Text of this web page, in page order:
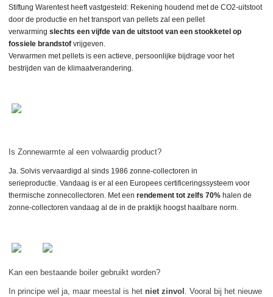
Stiftung Warentest heeft vastgesteld: Rekening houdend met de CO2-uitstoot
door de productie en het transport van pellets zal een pellet
verwarmingslechts een vijfde van de uitstoot van een stookketel op
fossiele brandstof vrijgeven.
Verwarmen met pellets is een actieve, persoonlijke bijdrage voor het
bestrijden van de klimaatverandering.
Is Zonnewarmte al een volwaardig product?
Ja. Solvis vervaardigd al sinds 1986 zonne-collectoren in
serieproductie. Vandaag is er al een Europees certificeringssysteem voor
thermische zonnecollectoren. Met eenrendement tot zelfs 70% halen de
zonne-collectoren vandaag al de in de praktijk hoogst haalbare norm.
Kan een bestaande boiler gebruikt worden?
In principe wel ja, maar meestal is het niet zinvol . Vooral bij het nieuwe